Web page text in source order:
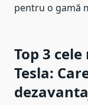
pentru o gamă
Top 3
Tesla: